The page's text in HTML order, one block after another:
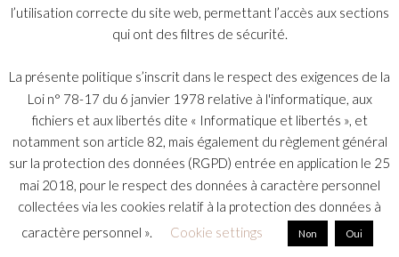
© 2026 Copyright Bélot Malan & Associés.
l’utilisation correcte du site web, permettant l’accès aux sections
qui ont des filtres de sécurité.
La présente politique s’inscrit dans le respect des exigences de la
Loi n° 78-17 du 6 janvier 1978 relative à l'informatique, aux
fichiers et aux libertés dite « Informatique et libertés », et
notamment son article 82, mais également du règlement général
sur la protection des données (RGPD) entrée en application le 25
mai 2018, pour le respect des données à caractère personnel
collectées via les cookies relatif à la protection des données à
caractère personnel ».
Cookie settings Non Oui